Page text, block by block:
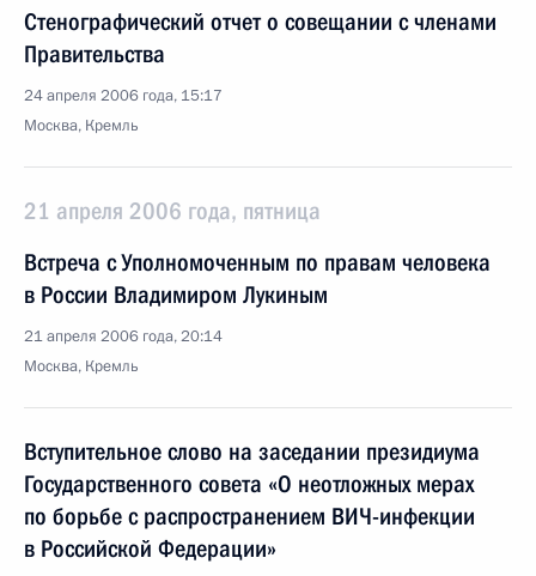
Стенографический отчет о совещании с членами
Правительства
24 апреля 2006 года, 15:17
Москва, Кремль
21 апреля 2006 года, пятница
Встреча с Уполномоченным по правам человека
в России Владимиром Лукиным
21 апреля 2006 года, 20:14
Москва, Кремль
Вступительное слово на заседании президиума
Государственного совета «О неотложных мерах
по борьбе с распространением ВИЧ-инфекции
в Российской Федерации»